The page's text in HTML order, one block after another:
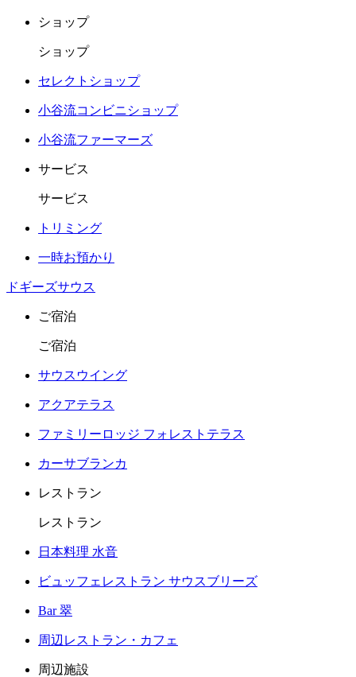
ショップ
ショップ
セレクトショップ
小谷流コンビニショップ
小谷流ファーマーズ
サービス
サービス
トリミング
一時お預かり
ドギーズサウス
ご宿泊
ご宿泊
サウスウイング
アクアテラス
ファミリーロッジ フォレストテラス
カーサブランカ
レストラン
レストラン
日本料理 水音
ビュッフェレストラン サウスブリーズ
Bar 翠
周辺レストラン・カフェ
周辺施設